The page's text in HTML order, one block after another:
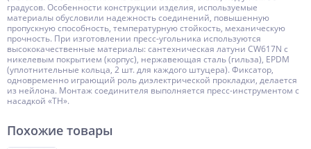
градусов. Особенности конструкции изделия, используемые
материалы обусловили надежность соединений, повышенную
пропускную способность, температурную стойкость, механическую
прочность. При изготовлении пресс-угольника используются
высококачественные материалы: сантехническая латуни CW617N с
никелевым покрытием (корпус), нержавеющая сталь (гильза), EPDM
(уплотнительные кольца, 2 шт. для каждого штуцера). Фиксатор,
одновременно играющий роль диэлектрической прокладки, делается
из нейлона. Монтаж соединителя выполняется пресс-инструментом с
насадкой «ТН».
Похожие товары